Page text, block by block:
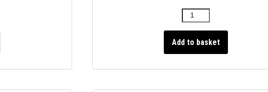
Add to basket